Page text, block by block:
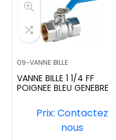
09-VANNE BILLE
VANNE BILLE 1 1/4 FF
POIGNEE BLEU GENEBRE
Prix: Contactez
nous